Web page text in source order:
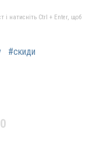
і натисніть Ctrl + Enter, щоб
#скиди